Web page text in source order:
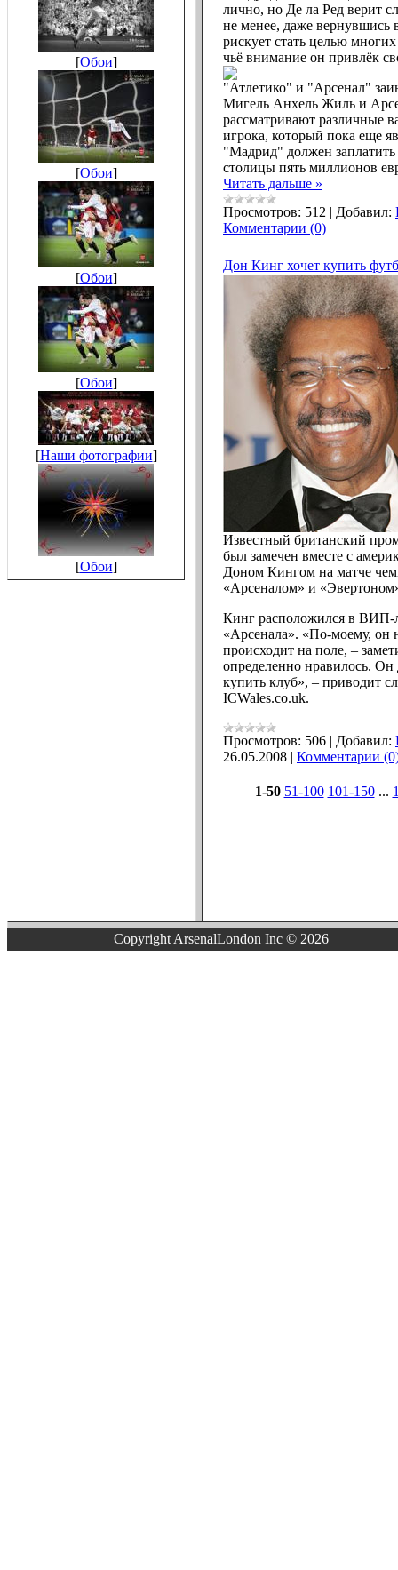
[Обои]
[Обои]
[Обои]
[Обои]
[Наши фотографии]
[Обои]
лично, но Де ла Ред верит
не менее, даже вернувшись
рискует стать целью
чьё внимание он привлёк
"Атлетико" и "Арсенал"
Мигель Анхель Жиль и
рассматривают различные
игрока, который пока еще
"Мадрид" должен заплатить
столицы пять миллионов
Читать дальше »
Просмотров: 512 | Добавил:
Комментарии (0)
Дон Кинг хочет купить
Известный британский
был замечен вместе с
Доном Кингом на матче
«Арсеналом» и
Кинг расположился в ВИП-
«Арсенала». «По-моему, он
происходит на поле, –
определенно нравилось. Он
купить клуб», – приводит
ICWales.co.uk.
Просмотров: 506 | Добавил:
26.05.2008 | Комментарии
1-50 51-100 101-150 ...
Copyright ArsenalLondon Inc © 2026